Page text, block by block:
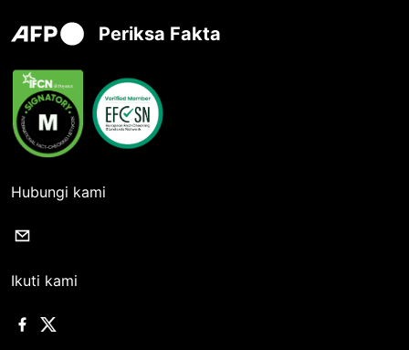
Periksa Fakta
Hubungi kami
Ikuti kami